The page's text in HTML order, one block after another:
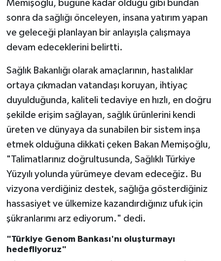
Memişoğlu, bugüne kadar olduğu gibi bundan
sonra da sağlığı önceleyen, insana yatırım yapan
ve geleceği planlayan bir anlayışla çalışmaya
devam edeceklerini belirtti.
Sağlık Bakanlığı olarak amaçlarının, hastalıklar
ortaya çıkmadan vatandaşı koruyan, ihtiyaç
duyulduğunda, kaliteli tedaviye en hızlı, en doğru
şekilde erişim sağlayan, sağlık ürünlerini kendi
üreten ve dünyaya da sunabilen bir sistem inşa
etmek olduğuna dikkati çeken Bakan Memişoğlu,
"Talimatlarınız doğrultusunda, Sağlıklı Türkiye
Yüzyılı yolunda yürümeye devam edeceğiz. Bu
vizyona verdiğiniz destek, sağlığa gösterdiğiniz
hassasiyet ve ülkemize kazandırdığınız ufuk için
şükranlarımı arz ediyorum." dedi.
"Türkiye Genom Bankası'nı oluşturmayı
hedefliyoruz"